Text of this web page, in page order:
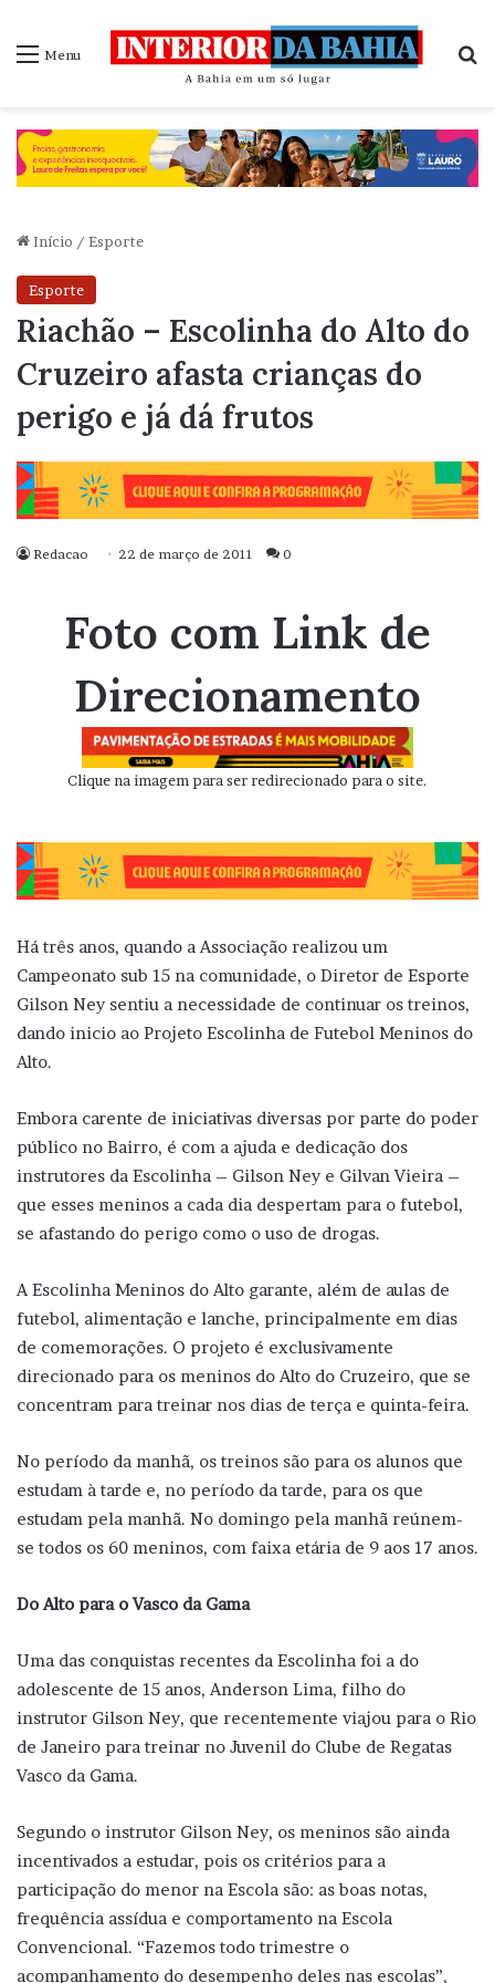
Menu
Início / Esporte
Esporte
Riachão – Escolinha do Alto do
Cruzeiro afasta crianças do
perigo e já dá frutos
Redacao 22 de março de 2011 0
Foto com Link de
Direcionamento
Clique na imagem para ser redirecionado para o site.
Há três anos, quando a Associação realizou um
Campeonato sub 15 na comunidade, o Diretor de Esporte
Gilson Ney sentiu a necessidade de continuar os treinos,
dando inicio ao Projeto Escolinha de Futebol Meninos do
Alto.
Embora carente de iniciativas diversas por parte do poder
público no Bairro, é com a ajuda e dedicação dos
instrutores da Escolinha – Gilson Ney e Gilvan Vieira –
que esses meninos a cada dia despertam para o futebol,
se afastando do perigo como o uso de drogas.
A Escolinha Meninos do Alto garante, além de aulas de
futebol, alimentação e lanche, principalmente em dias
de comemorações. O projeto é exclusivamente
direcionado para os meninos do Alto do Cruzeiro, que se
concentram para treinar nos dias de terça e quinta-feira.
No período da manhã, os treinos são para os alunos que
estudam à tarde e, no período da tarde, para os que
estudam pela manhã. No domingo pela manhã reúnem-
se todos os 60 meninos, com faixa etária de 9 aos 17 anos.
Do Alto para o Vasco da Gama
Uma das conquistas recentes da Escolinha foi a do
adolescente de 15 anos, Anderson Lima, filho do
instrutor Gilson Ney, que recentemente viajou para o Rio
de Janeiro para treinar no Juvenil do Clube de Regatas
Vasco da Gama.
Segundo o instrutor Gilson Ney, os meninos são ainda
incentivados a estudar, pois os critérios para a
participação do menor na Escola são: as boas notas,
frequência assídua e comportamento na Escola
Convencional. “Fazemos todo trimestre o
acompanhamento do desempenho deles nas escolas”,